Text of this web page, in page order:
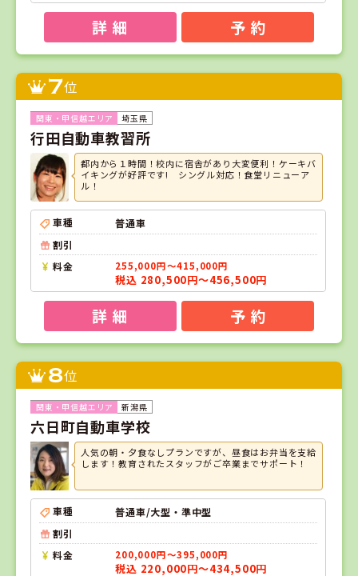
詳 細 予 約
7位
埼玉県
行田自動車教習所
都内から１時間！校内に宿舎があり大変便利！ケーキバ
イキングが好評です! シングル対応！食堂リニューア
ル！
車種
普通車
割引
料金
255,000円～415,000円
税込 280,500円～456,500円
詳 細 予 約
8位
新潟県
六日町自動車学校
人気の朝・夕食なしプランですが、昼食はお弁当を支給
します！教育されたスタッフがご卒業までサポート！
車種
普通車/大型・準中型
割引
料金
200,000円～395,000円
税込 220,000円～434,500円